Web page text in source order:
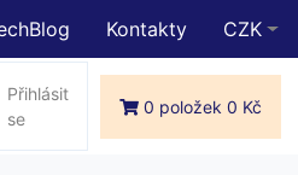
Kontakty CZK
Přihlásit
se
0 položek 0 Kč